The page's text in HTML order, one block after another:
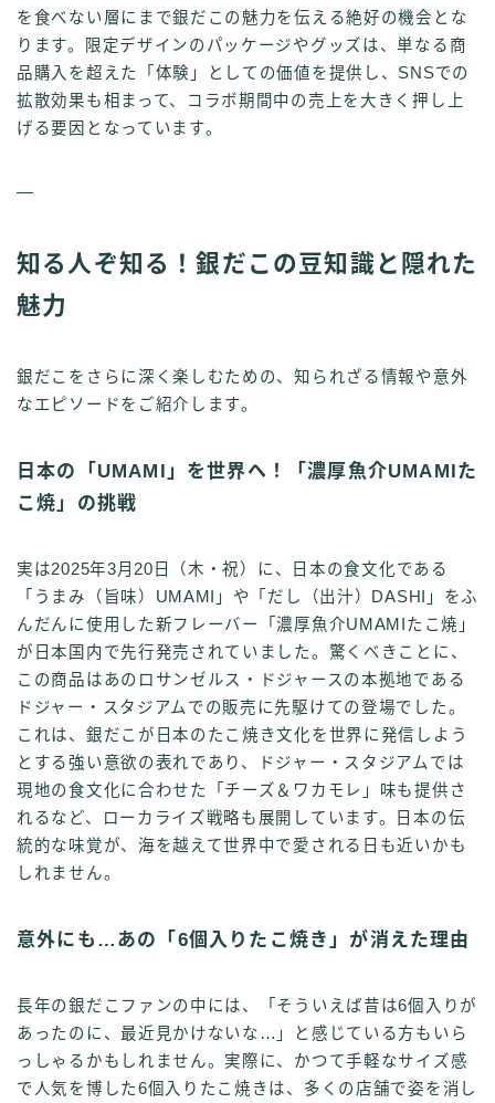
を食べない層にまで銀だこの魅力を伝える絶好の機会とな
ります。限定デザインのパッケージやグッズは、単なる商
品購入を超えた「体験」としての価値を提供し、SNSでの
拡散効果も相まって、コラボ期間中の売上を大きく押し上
げる要因となっています。
—
知る人ぞ知る！銀だこの豆知識と隠れた
魅力
銀だこをさらに深く楽しむための、知られざる情報や意外
なエピソードをご紹介します。
日本の「UMAMI」を世界へ！「濃厚魚介UMAMIた
こ焼」の挑戦
実は2025年3月20日（木・祝）に、日本の食文化である
「うまみ（旨味）UMAMI」や「だし（出汁）DASHI」をふ
んだんに使用した新フレーバー「濃厚魚介UMAMIたこ焼」
が日本国内で先行発売されていました。驚くべきことに、
この商品はあのロサンゼルス・ドジャースの本拠地である
ドジャー・スタジアムでの販売に先駆けての登場でした。
これは、銀だこが日本のたこ焼き文化を世界に発信しよう
とする強い意欲の表れであり、ドジャー・スタジアムでは
現地の食文化に合わせた「チーズ＆ワカモレ」味も提供さ
れるなど、ローカライズ戦略も展開しています。日本の伝
統的な味覚が、海を越えて世界中で愛される日も近いかも
しれません。
意外にも…あの「6個入りたこ焼き」が消えた理由
長年の銀だこファンの中には、「そういえば昔は6個入りが
あったのに、最近見かけないな…」と感じている方もいら
っしゃるかもしれません。実際に、かつて手軽なサイズ感
で人気を博した6個入りたこ焼きは、多くの店舗で姿を消し